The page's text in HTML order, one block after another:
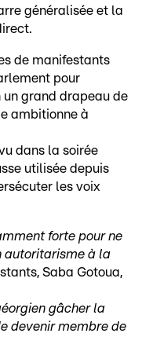
généralisée et la
de manifestants
pour
grand drapeau de
ambitionne à
dans la soirée
utilisée depuis
les voix
forte pour ne
autoritarisme à la
Saba Gotoua,
gâcher la
devenir membre de